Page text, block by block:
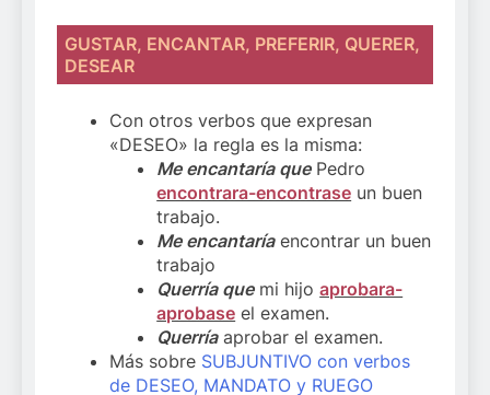
GUSTAR, ENCANTAR, PREFERIR, QUERER,
DESEAR
Con otros verbos que expresan
«DESEO» la regla es la misma:
Me encantaría quePedro
encontrara-encontrase un buen
trabajo.
Me encantaríaencontrar un buen
trabajo
Querría quemi hijoaprobara-
aprobase el examen.
Querríaaprobar el examen.
Más sobre SUBJUNTIVO con verbos
de DESEO, MANDATO y RUEGO